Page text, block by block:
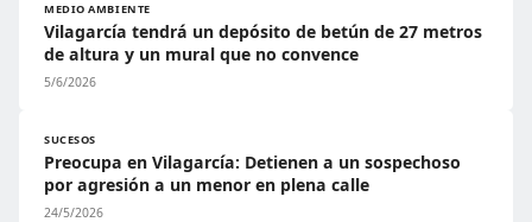
MEDIO AMBIENTE
Vilagarcía tendrá un depósito de betún de 27 metros
de altura y un mural que no convence
5/6/2026
SUCESOS
Preocupa en Vilagarcía: Detienen a un sospechoso
por agresión a un menor en plena calle
24/5/2026